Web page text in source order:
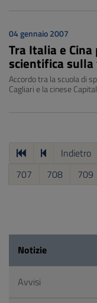
04 gennaio 2007
Tra Italia e
scientifica
Accordo tra la scuola di
Cagliari e la cinese
Indietro
707
708 709
Notizie
Avvisi